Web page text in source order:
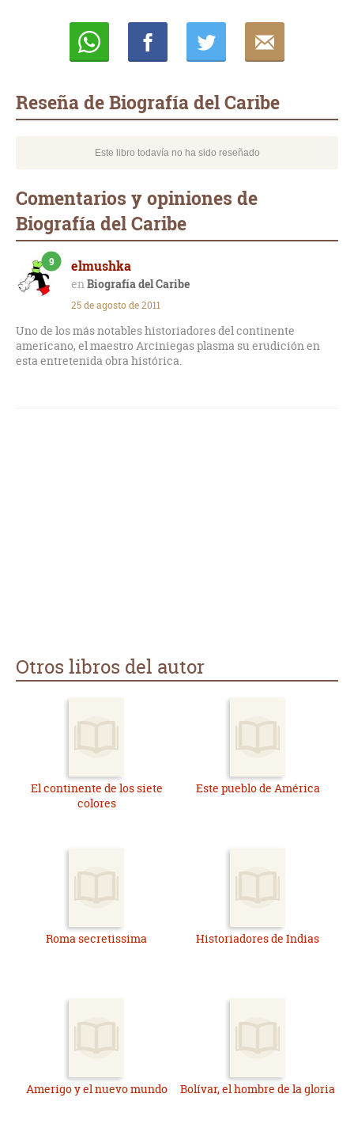
Reseña de Biografía del Caribe
Este libro todavía no ha sido reseñado
Comentarios y opiniones de
Biografía del Caribe
elmushka
Biografía del Caribe
9
25 de agosto de 2011
Uno de los más notables historiadores del continente
americano, el maestro Arciniegas plasma su erudición en
esta entretenida obra histórica.
Otros libros del autor
El continente de los siete
colores
Este pueblo de América
Roma secretissima Historiadores de Indias
Amerigo y el nuevo mundo Bolívar, el hombre de la gloria